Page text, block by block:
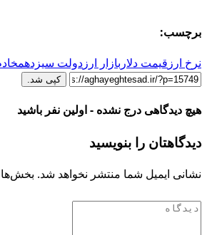
برچسب:
نرخ ارز قیمت دلار بازار ارزدولت سیزدهم
کپی شد.
هیچ دیدگاهی درج نشده - اولین نفر باشید
دیدگاهتان را بنویسید
نشانی ایمیل شما منتشر نخواهد شد.